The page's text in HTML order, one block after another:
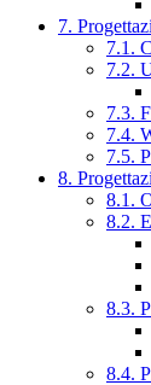
7.
7.1.
7.2.
7.3.
7.4.
7.5.
8.
8.1.
8.2.
8.3.
8.4.